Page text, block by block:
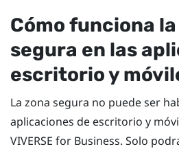
Cómo funciona la
segura en las
escritorio y
La zona segura no puede ser
aplicaciones de escritorio y
VIVERSE for Business. Solo